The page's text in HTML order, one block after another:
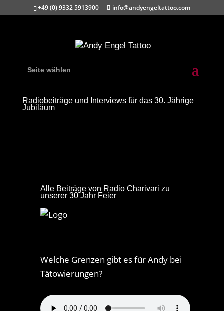
+49 (0) 9332 5913900 info@andyengeltattoo.com
Seite wählen
Radiobeiträge und Interviews für das 30. Jährige
Jubiläum
Alle Beiträge von Radio Charivari zu
unserer 30 Jahr Feier
Welche Grenzen gibt es für Andy bei
Tätowierungen?